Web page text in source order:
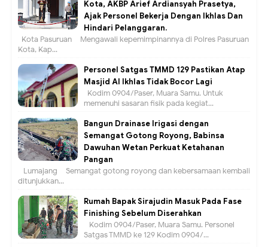
Kota, AKBP Arief Ardiansyah Prasetya,
Ajak Personel Bekerja Dengan Ikhlas Dan
Hindari Pelanggaran.
Kota Pasuruan – Mengawali kepemimpinannya di Polres Pasuruan
Kota, Kap...
Personel Satgas TMMD 129 Pastikan Atap
Masjid Al Ikhlas Tidak Bocor Lagi
Kodim 0904/Paser, Muara Samu. Untuk
memenuhi sasaran fisik pada kegiat...
Bangun Drainase Irigasi dengan
Semangat Gotong Royong, Babinsa
Dawuhan Wetan Perkuat Ketahanan
Pangan
Lumajang – Semangat gotong royong dan kebersamaan kembali
ditunjukkan...
Rumah Bapak Sirajudin Masuk Pada Fase
Finishing Sebelum Diserahkan
Kodim 0904/Paser, Muara Samu. Personel
Satgas TMMD ke 129 Kodim 0904/...